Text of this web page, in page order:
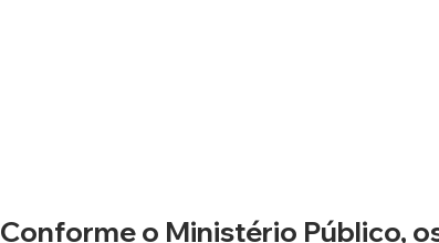
Conforme o Ministério Público,